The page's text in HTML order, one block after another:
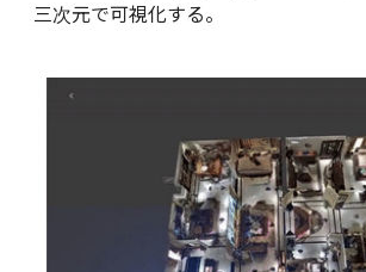
三次元で可視化する。